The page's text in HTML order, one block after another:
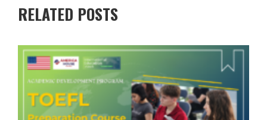
RELATED POSTS